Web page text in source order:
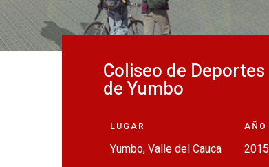
Coliseo de Deportes
de Yumbo
LUGAR
Yumbo, Valle del Cauca
AÑO
2015